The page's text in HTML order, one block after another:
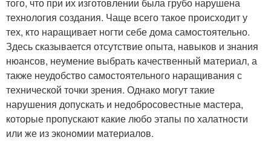
технология создания. Чаще всего такое происходит у
тех, кто наращивает ногти себе дома самостоятельно.
Здесь сказывается отсутствие опыта, навыков и знания
нюансов, неумение выбрать качественный материал, а
также неудобство самостоятельного наращивания с
технической точки зрения. Однако могут такие
нарушения допускать и недобросовестные мастера,
которые пропускают какие любо этапы по халатности
или же из экономии материалов.